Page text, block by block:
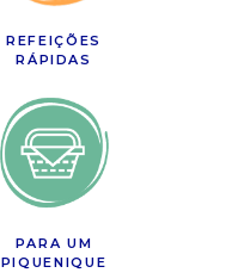
REFEIÇÕES
RÁPIDAS
PARA UM
PIQUENIQUE